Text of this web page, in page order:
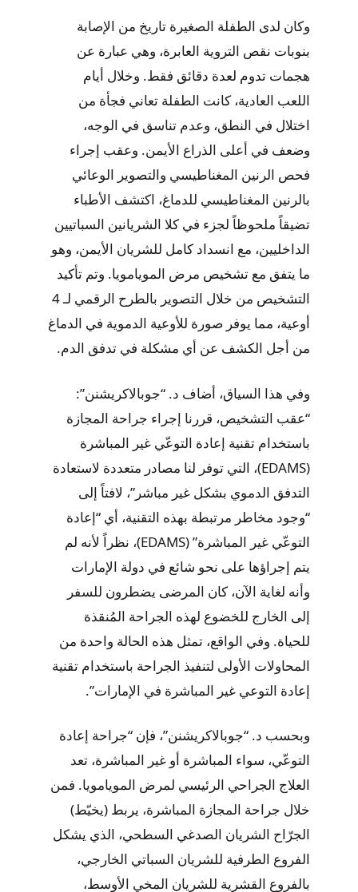
وكان لدى الطفلة الصغيرة تاريخ من الإصابة
بنوبات نقص التروية العابرة، وهي عبارة عن
هجمات تدوم لعدة دقائق فقط. وخلال أيام
اللعب العادية، كانت الطفلة تعاني فجأة من
اختلال في النطق، وعدم تناسق في الوجه،
وضعف في أعلى الذراع الأيمن. وعقب إجراء
فحص الرنين المغناطيسي والتصوير الوعائي
بالرنين المغناطيسي للدماغ، اكتشف الأطباء
تضيقاً ملحوظاً لجزء في كلا الشريانين السباتيين
الداخليين، مع انسداد كامل للشريان الأيمن، وهو
ما يتفق مع تشخيص مرض المويامويا. وتم تأكيد
التشخيص من خلال التصوير بالطرح الرقمي لـ 4
أوعية، مما يوفر صورة للأوعية الدموية في الدماغ
من أجل الكشف عن أي مشكلة في تدفق الدم.
وفي هذا السياق، أضاف د. “جوبالاكريشنن”:
“عقب التشخيص، قررنا إجراء جراحة المجازة
باستخدام تقنية إعادة التوعّي غير المباشرة
(EDAMS)، التي توفر لنا مصادر متعددة لاستعادة
التدفق الدموي بشكل غير مباشر”، لافتاً إلى
“وجود مخاطر مرتبطة بهذه التقنية، أي “إعادة
التوعّي غير المباشرة” (EDAMS)، نظراً لأنه لم
يتم إجراؤها على نحو شائع في دولة الإمارات
وأنه لغاية الآن، كان المرضى يضطرون للسفر
إلى الخارج للخضوع لهذه الجراحة المُنقذة
للحياة. وفي الواقع، تمثل هذه الحالة واحدة من
المحاولات الأولى لتنفيذ الجراحة باستخدام تقنية
إعادة التوعي غير المباشرة في الإمارات”.
وبحسب د. “جوبالاكريشنن”، فإن “جراحة إعادة
التوعّي، سواء المباشرة أو غير المباشرة، تعد
العلاج الجراحي الرئيسي لمرض المويامويا. فمن
خلال جراحة المجازة المباشرة، يربط (يخيّط)
الجرّاح الشريان الصدغي السطحي، الذي يشكل
الفروع الطرفية للشريان السباتي الخارجي،
بالفروع القشرية للشريان المخي الأوسط،